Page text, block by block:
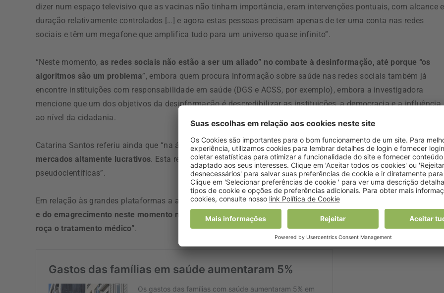
dizer num espaço televisivo que as vacinas não tinham importância, eram intervenções pontuais, com alcance e
duração relativamente controlados […] e agora estas pessoas precisam apenas de ter uma conta nas redes
sociais e têm um megafone que amplifica tudo para um universo quase infinito”.
“Neste momento,as redes sociais não estão a ser um aliado” no combate à desinformação, até porque “os
algoritmos são um problema”, embora quem procura informação sobre saúde nas redes sociais também já
encontre instituições com responsabilidade em saúde (DGS e ACSS, por exemplo), embora a investigadora
mencione que um dos objetivos da desinformação é descredibilizar as instituições, a democracia e a influência
ao nível da cidadania.
Catarina Santos referiu ainda que “na área da saúde,a estética e os tratamentos de emagrecimento são
mercados altamente lucrativos. Esta rentabilidade torna-os particularmente vulneráveis à proliferação de
pseudocientíficas”.
Em relação às grandes plataformas a académica considera haver alguma regulação, embora
e do emagrecimento neste momento não estejam reguladas e os tratamentos estéticos tenham um limite que
roça o tratamento médico”.